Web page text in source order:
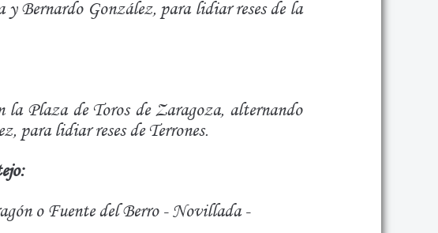
Bernardo González, para lidiar reses de la
la Plaza de Toros de Zaragoza, alternando
para lidiar reses de Terrones.
o Fuente del Berro - Novillada -